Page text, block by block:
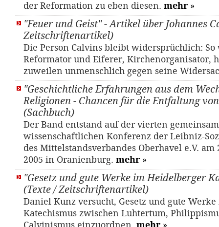
der Reformation zu eben diesen. mehr »
"Feuer und Geist" - Artikel über Johannes
Zeitschriftenartikel)
Die Person Calvins bleibt widersprüchlich: So
Reformator und Eiferer, Kirchenorganisator,
zuweilen unmenschlich gegen seine
"Geschichtliche Erfahrungen aus dem
Religionen - Chancen für die Entfaltung
(Sachbuch)
Der Band entstand auf der vierten
wissenschaftlichen Konferenz der Leibniz-
des Mittelstandsverbandes Oberhavel e.V. am
2005 in Oranienburg. mehr »
"Gesetz und gute Werke im Heidelberger
(Texte / Zeitschriftenartikel)
Daniel Kunz versucht, Gesetz und gute
Katechismus zwischen Luhtertum,